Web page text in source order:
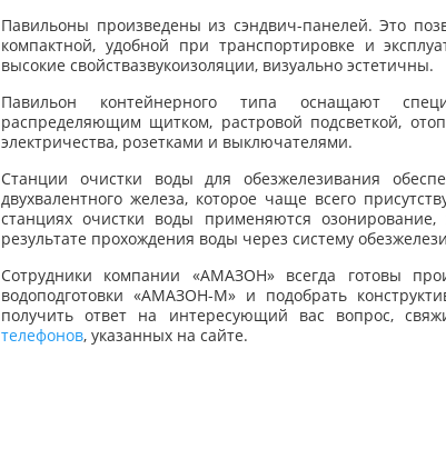
Павильоны произведены из сэндвич-панелей. Это
компактной, удобной при транспортировке и
высокие свойствазвукоизоляции, визуально эстетичны.
Павильон контейнерного типа оснащают
распределяющим щитком, растровой подсветкой,
электричества, розетками и выключателями.
Станции очистки воды для обезжелезивания
двухвалентного железа, которое чаще всего
станциях очистки воды применяются
результате прохождения воды через систему
Сотрудники компании «АМАЗОН» всегда готовы
водоподготовки «АМАЗОН-М» и подобрать
получить ответ на интересующий вас вопрос,
телефонов, указанных на сайте.